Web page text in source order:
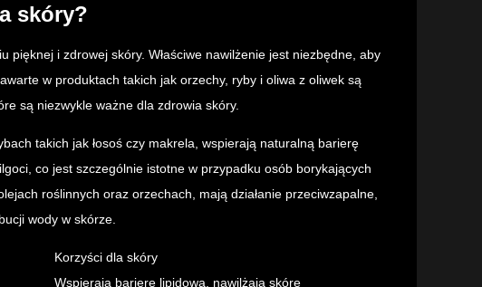
skóry?
pięknej i zdrowej skóry. Właściwe nawilżenie jest niezbędne, aby
w produktach takich jak orzechy, ryby i oliwa z oliwek są
są niezwykle ważne dla zdrowia skóry.
takich jak łosoś czy makrela, wspierają naturalną barierę
co jest szczególnie istotne w przypadku osób borykających
roślinnych oraz orzechach, mają działanie przeciwzapalne,
wody w skórze.
Korzyści dla skóry
Wspierają barierę lipidową, nawilżają skórę